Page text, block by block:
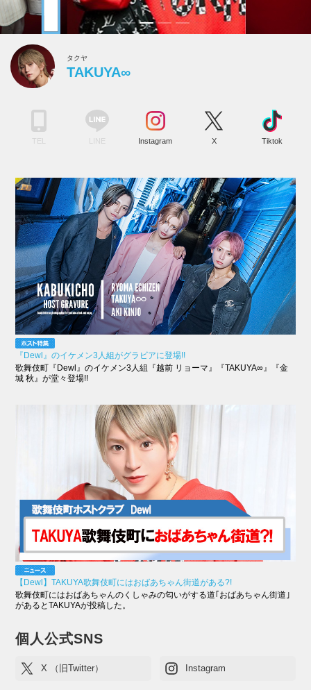
タクヤ
TAKUYA∞
Instagram X Tiktok
『Dewl』のイケメン3人組がグラビアに登場!!
歌舞伎町『Dewl』のイケメン3人組『越前 リョーマ』『TAKUYA∞』『金
城 秋』が堂々登場!!
【Dewl】TAKUYA歌舞伎町にはおばあちゃん街道がある?!
歌舞伎町にはおばあちゃんのくしゃみの匂いがする道｢おばあちゃん街道｣
があるとTAKUYAが投稿した。
個人公式SNS
X （旧Twitter） Instagram